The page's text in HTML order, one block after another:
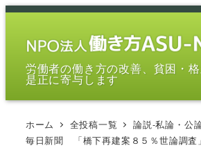
メ
労働者の働き方の改善、貧困・
是正に寄与します
ホーム 全投稿一覧 論説-私論・公
毎日新聞 「橋下再建案８５％世論調査